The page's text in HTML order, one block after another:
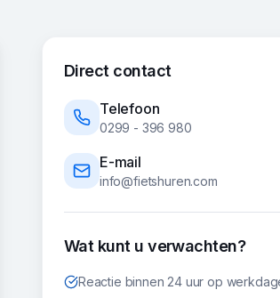
Direct contact
Telefoon
0299 - 396 980
E-mail
info@fietshuren.com
Wat kunt u verwachten?
Reactie binnen 24 uur op